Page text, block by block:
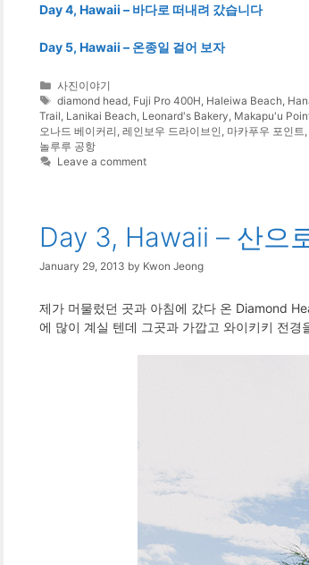
Day 4, Hawaii – 바다로 떠내려 갔습니다
Day 5, Hawaii – 온종일 걸어 보자
Categories
사진이야기
Tags
diamond head Fuji Pro 400H Haleiwa Beach
Trail Lanikai Beach Leonard's Bakery Makapu'u
오나드 베이커리 레인보우 드라이브인 마카푸우 포인트
놀루루 공항
Leave a comment
Day 3, Hawaii – 산으
January 29, 2013 by Kwon Jeong
제가 머물렀던 곳과 아침에 갔다 온 Diamond
에 많이 계실 텐데 그곳과 가깝고 와이키키 전